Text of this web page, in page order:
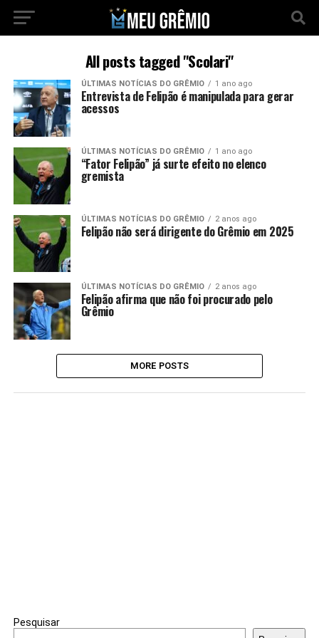
All posts tagged "Scolari"
ÚLTIMAS NOTÍCIAS DO GRÊMIO 1 ano ago
Entrevista de Felipão é manipulada para gerar
acessos
ÚLTIMAS NOTÍCIAS DO GRÊMIO 1 ano ago
“Fator Felipão” já surte efeito no elenco
gremista
ÚLTIMAS NOTÍCIAS DO GRÊMIO 2 anos ago
Felipão não será dirigente do Grêmio em 2025
ÚLTIMAS NOTÍCIAS DO GRÊMIO 2 anos ago
Felipão afirma que não foi procurado pelo
Grêmio
MORE POSTS
Pesquisar